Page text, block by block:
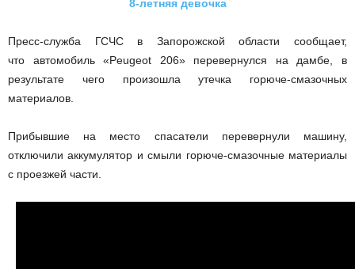
8-летняя девочка
Пресс-служба ГСЧС в Запорожской области сообщает,
что автомобиль «Peugeot 206» перевернулся на дамбе, в
результате чего произошла утечка горюче-смазочных
материалов.
Прибывшие на место спасатели перевернули машину,
отключили аккумулятор и смыли горюче-смазочные материалы
с проезжей части.